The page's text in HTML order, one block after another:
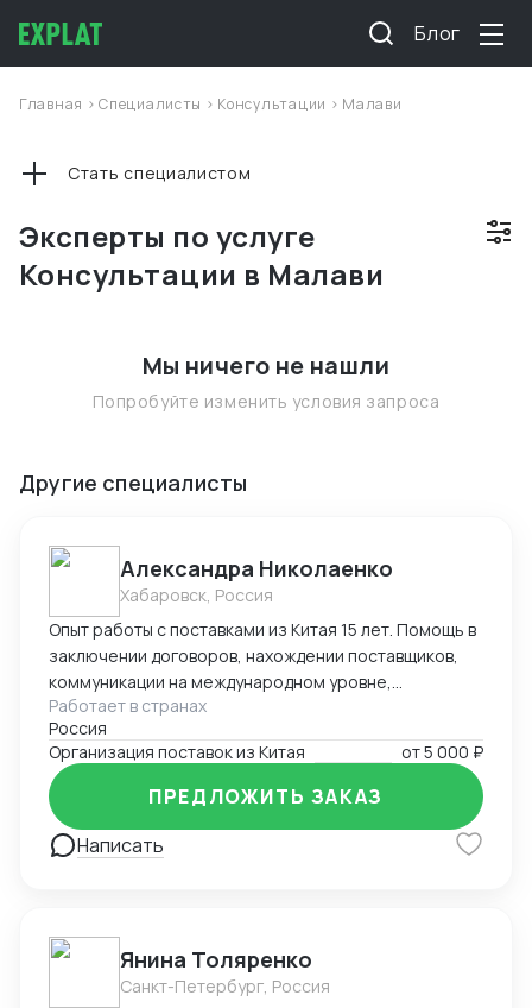
Блог
Главная >Специалисты > Консультации > Малави
Эксперты по услуге
Консультации в Малави
Стать специалистом
Мы ничего не нашли
Попробуйте изменить условия запроса
Другие специалисты
Александра Николаенко
Хабаровск, Россия
Опыт работы с поставками из Китая 15 лет. Помощь в
заключении договоров, нахождении поставщиков,
коммуникации на международном уровне,
понимание рынка, хорошие связи в Китае. Помощь в
организации Доставки. Склады в разных городах
Китая ( Гуанчжоу, суйфеньхе, фуюань) , проверенные
китайские посредники. ЗАВОЗ груза через Москву ,
Владивосток, Уссурийск.
Работает в странах
Россия
Организация поставок из Китая
от5 000 ₽
Написать
ПРЕДЛОЖИТЬ ЗАКАЗ
Янина Толяренко
Санкт-Петербург, Россия